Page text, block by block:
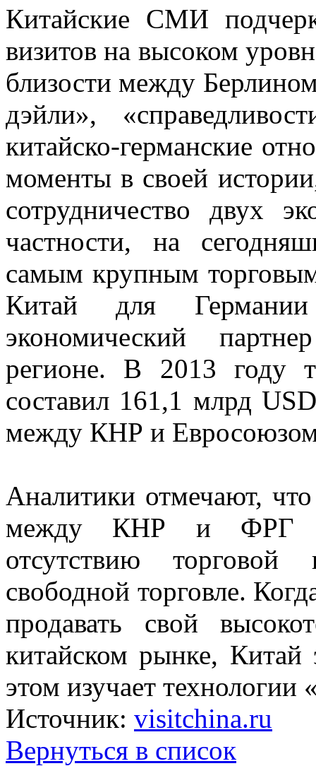
Китайские СМИ
визитов на высоком
близости между
дэйли»,
китайско-германские
моменты в своей
сотрудничество двух
частности, на
самым крупным
Китай для
экономический
регионе. В 2013 году
составил 161,1 млрд
между КНР и
Аналитики отмечают,
между КНР и ФРГ
отсутствию
свободной торговле.
продавать свой
китайском рынке, Китай
этом изучает технологии
Источник: visitchina.ru
Вернуться в список